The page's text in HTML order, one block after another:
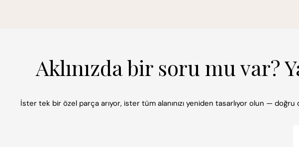
Aklınızda bir soru mu var?
İster tek bir özel parça arıyor, ister tüm alanınızı yeniden tasarlıyor olun —